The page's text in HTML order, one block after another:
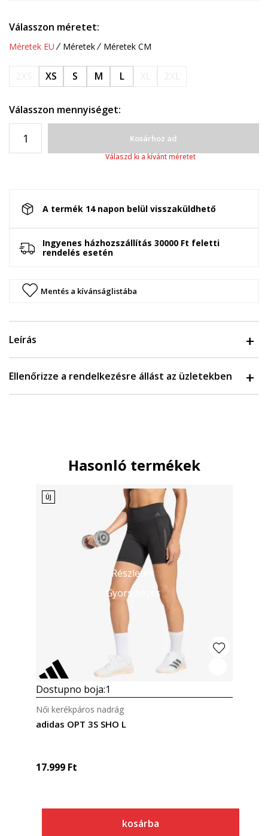
Válasszon méretet:
Méretek EU Méretek Méretek CM
XS S M L
Válasszon mennyiséget:
Kosárhoz ad
Válaszd ki a kívánt méretet
A termék 14 napon belül visszaküldhető
Ingyenes házhozszállítás 30000 Ft feletti
rendelés esetén
Mentés a kívánságlistába
Leírás
Ellenőrizze a rendelkezésre állást az üzletekben
Hasonló termékek
Részletek
Gyors nézet
ÚJ
Dostupno boja:1
adidas OPT 3S SHO L
Női kerékpáros nadrág
17.999 Ft
kosárba